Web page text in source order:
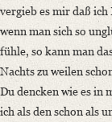
vergieb es mir daß
wenn man sich so
fühle, so kann man
Nachts zu weilen
Du dencken wie es in
ich als den schon als